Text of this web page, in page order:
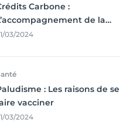
Carbone :
de la
03/2024
: Les raisons de se
vacciner
03/2024